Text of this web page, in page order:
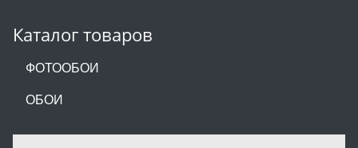
Каталог товаров
ФОТООБОИ
ОБОИ